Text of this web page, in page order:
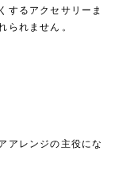
するアクセサリーま
られません⁡。
アレンジの主役にな